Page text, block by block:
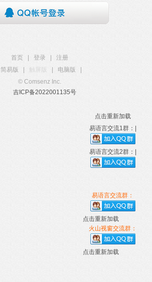
点击重新加载
易语言交流1群：|
易语言交流2群：|
易语言交流群：
点击重新加载
火山视窗交流群：
点击重新加载
首页 登录
注册
简易版
触屏版 电脑版
© Comsenz Inc.
吉ICP备2022001135号